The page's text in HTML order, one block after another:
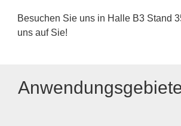
Besuchen Sie uns in Halle B3 Stand
uns auf Sie!